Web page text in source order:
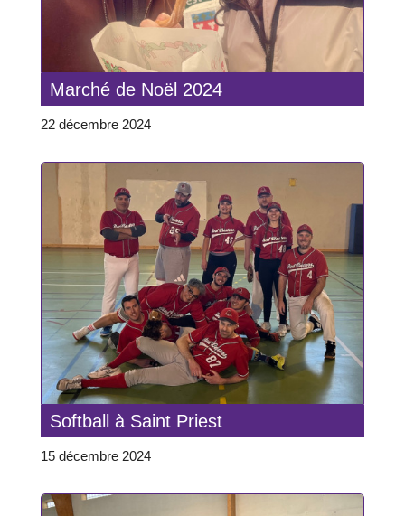
Marché de Noël 2024
22 décembre 2024
Softball à Saint Priest
15 décembre 2024